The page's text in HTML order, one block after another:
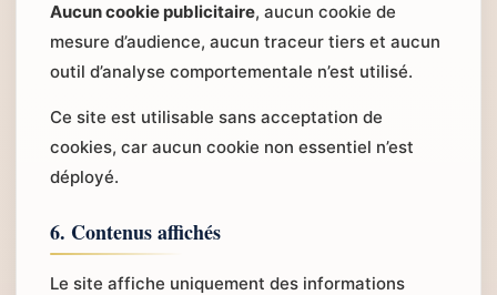
Aucun cookie publicitaire, aucun cookie de
mesure d’audience, aucun traceur tiers et aucun
outil d’analyse comportementale n’est utilisé.
Ce site est utilisable sans acceptation de
cookies, car aucun cookie non essentiel n’est
déployé.
6. Contenus affichés
Le site affiche uniquement des informations